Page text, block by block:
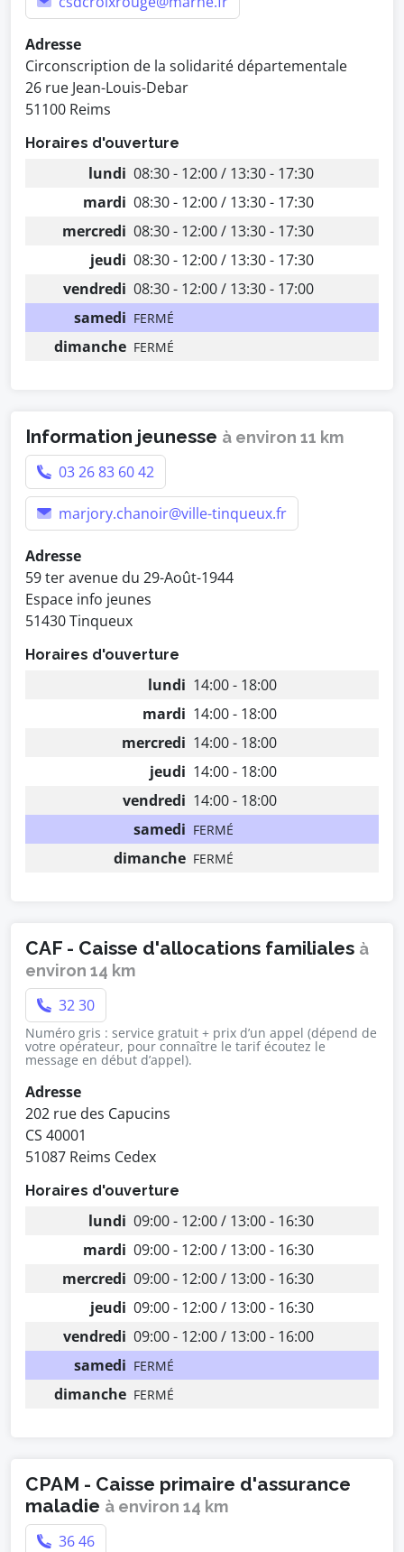
Adresse
Circonscription de la solidarité départementale
26 rue Jean-Louis-Debar
51100 Reims
Horaires d'ouverture
lundi 08:30 - 12:00 / 13:30 - 17:30
mardi 08:30 - 12:00 / 13:30 - 17:30
mercredi 08:30 - 12:00 / 13:30 - 17:30
jeudi 08:30 - 12:00 / 13:30 - 17:30
vendredi 08:30 - 12:00 / 13:30 - 17:00
samedi FERMÉ
dimanche FERMÉ
Information jeunesse à environ 11 km
03 26 83 60 42
marjory.chanoir@ville-tinqueux.fr
Adresse
59 ter avenue du 29-Août-1944
Espace info jeunes
51430 Tinqueux
Horaires d'ouverture
lundi 14:00 - 18:00
mardi 14:00 - 18:00
mercredi 14:00 - 18:00
jeudi 14:00 - 18:00
vendredi 14:00 - 18:00
samedi FERMÉ
dimanche FERMÉ
CAF - Caisse d'allocations familiales à
environ 14 km
32 30
Numéro gris : service gratuit + prix d’un appel (dépend de
votre opérateur, pour connaître le tarif écoutez le
message en début d’appel).
Adresse
202 rue des Capucins
CS 40001
51087 Reims Cedex
Horaires d'ouverture
lundi 09:00 - 12:00 / 13:00 - 16:30
mardi 09:00 - 12:00 / 13:00 - 16:30
mercredi 09:00 - 12:00 / 13:00 - 16:30
jeudi 09:00 - 12:00 / 13:00 - 16:30
vendredi 09:00 - 12:00 / 13:00 - 16:00
samedi FERMÉ
dimanche FERMÉ
CPAM - Caisse primaire d'assurance
maladie à environ 14 km
36 46